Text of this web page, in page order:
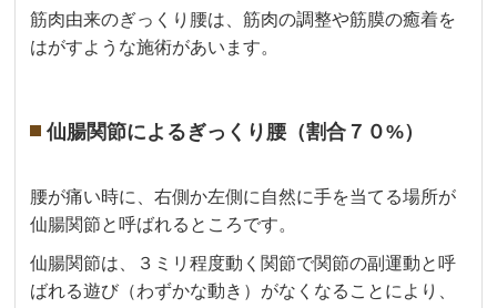
筋肉由来のぎっくり腰は、筋肉の調整や筋膜の癒着を
はがすような施術があいます。
仙腸関節によるぎっくり腰（割合７０%）
腰が痛い時に、右側か左側に自然に手を当てる場所が
仙腸関節と呼ばれるところです。
仙腸関節は、３ミリ程度動く関節で関節の副運動と呼
ばれる遊び（わずかな動き）がなくなることにより、